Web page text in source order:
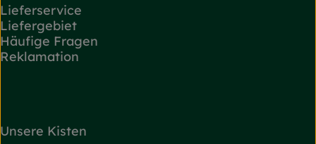
Lieferservice
Liefergebiet
Häufige Fragen
Reklamation
Unsere Kisten